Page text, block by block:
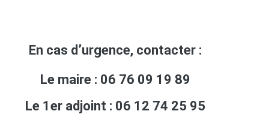
En cas d’urgence, contacter :
Le maire : 06 76 09 19 89
Le 1er adjoint : 06 12 74 25 95